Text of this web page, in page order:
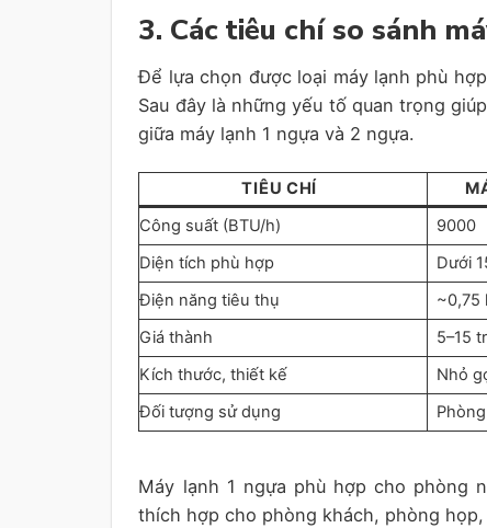
3. Các tiêu chí so sánh
Để lựa chọn được loại máy lạnh phù
Sau đây là những yếu tố quan trọng
giữa máy lạnh 1 ngựa và 2 ngựa.
TIÊU CHÍ
Công suất (BTU/h)
9000
Diện tích phù hợp
Dưới
Điện năng tiêu thụ
~0,75
Giá thành
5–15
Kích thước, thiết kế
Nhỏ
Đối tượng sử dụng
Máy lạnh 1 ngựa phù hợp cho phòng
thích hợp cho phòng khách, phòng